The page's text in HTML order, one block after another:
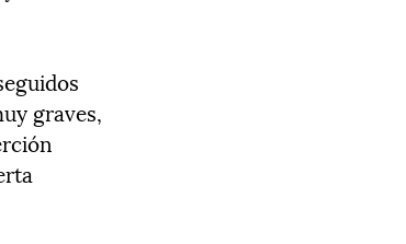
graves,